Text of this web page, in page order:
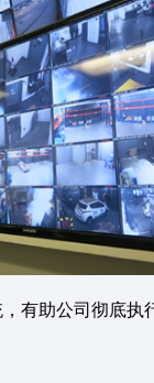
有助公司彻底执